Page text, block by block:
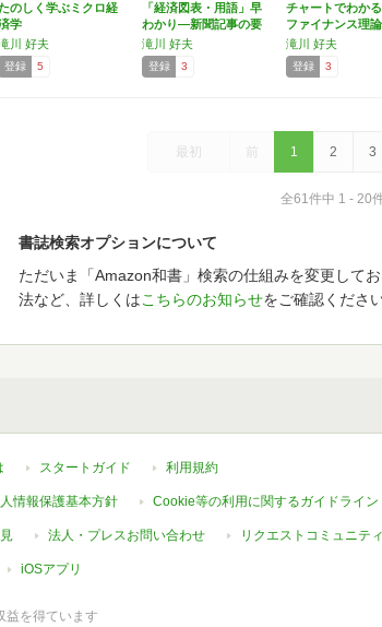
のしく学ぶミクロ経
学
川 好夫
登録 5
「経済図表・用語」早
わかり―新聞記事の要
点が…
滝川 好夫
登録 3
チャートでわか
ファイナンス理論
滝川 好夫
登録 3
最初 前 1 2 3
全61件中 1 - 20
書誌検索オプションについて
ただいま「Amazon和書」検索の仕組みを変更して
法など、詳しくはこちらのお知らせをご確認ください
スタートガイド 利用規約
情報保護基本方針 Cookie等の利用に関するガイドライン
法人・プレスお問い合わせ リクエストコミュニティ
iOSアプリ
益を得ています